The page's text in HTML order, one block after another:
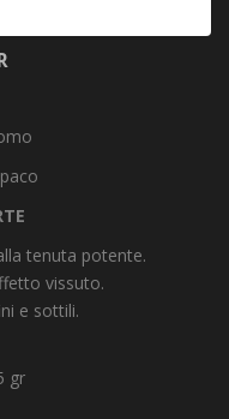
tenuta potente.
vissuto.
e sottili.
gr